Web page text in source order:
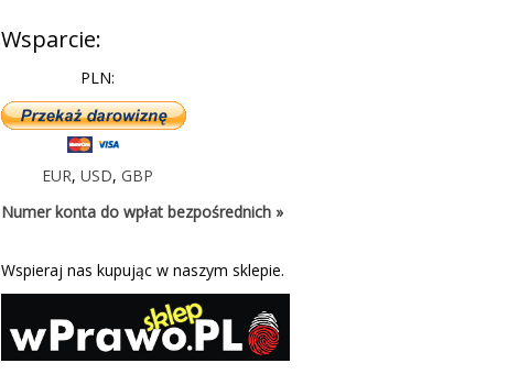
Wsparcie:
PLN:
EUR,USD,GBP
Numer konta do wpłat bezpośrednich »
Wspieraj nas kupując w naszym sklepie.